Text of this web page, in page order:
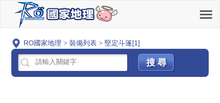
RO國家地理 > 裝備列表 > 堅定斗篷[1]